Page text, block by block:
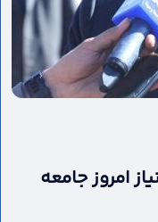
امروز جامعه